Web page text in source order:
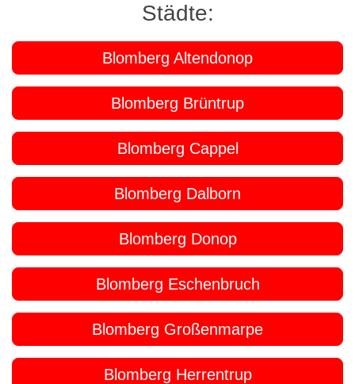
Städte:
Blomberg Altendonop
Blomberg Brüntrup
Blomberg Cappel
Blomberg Dalborn
Blomberg Donop
Blomberg Eschenbruch
Blomberg Großenmarpe
Blomberg Herrentrup